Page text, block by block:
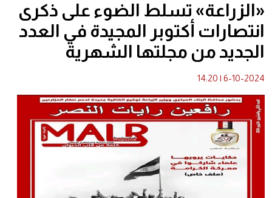
«الزراعة» تسلط الضوء على ذكرى
انتصارات أكتوبر المجيدة في العدد
الجديد من مجلتها الشهرية
6-10-2024
|
14:20